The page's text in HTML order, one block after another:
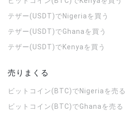
テザー(USDT)でNigeriaを買う
テザー(USDT)でGhanaを買う
テザー(USDT)でKenyaを買う
売りまくる
ビットコイン(BTC)でNigeriaを売る
ビットコイン(BTC)でGhanaを売る